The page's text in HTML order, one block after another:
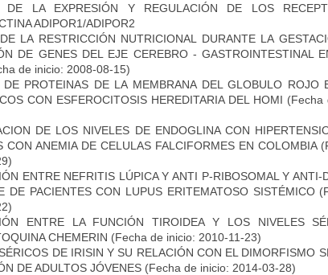
DE LA EXPRESIÓN Y REGULACIÓN DE LOS
ADIPOR1/ADIPOR2
LA RESTRICCIÓN NUTRICIONAL DURANTE LA
DE GENES DEL EJE CEREBRO - GASTROINTESTINAL
de inicio: 2008-08-15)
DE PROTEINAS DE LA MEMBRANA DEL GLOBULO ROJO
CON ESFEROCITOSIS HEREDITARIA DEL HOMI (Fecha
DE LOS NIVELES DE ENDOGLINA CON
CON ANEMIA DE CELULAS FALCIFORMES EN COLOMBIA
ENTRE NEFRITIS LÚPICA Y ANTI P-RIBOSOMAL Y ANTI-
DE PACIENTES CON LUPUS ERITEMATOSO SISTÉMICO
ENTRE LA FUNCIÓN TIROIDEA Y LOS NIVELES
CHEMERIN (Fecha de inicio: 2010-11-23)
DE IRISIN Y SU RELACIÓN CON EL DIMORFISMO
DE ADULTOS JÓVENES (Fecha de inicio: 2014-03-28)